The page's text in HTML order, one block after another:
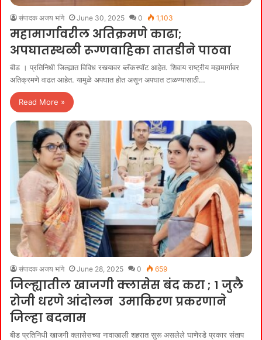
संपादक अजय भांगे June 30, 2025 0 1,103
महामार्गावरील अतिक्रमणे काढा;
अपघातस्थळी रूग्णवाहिका तातडीने पाठवा
बीड । प्रतिनिधी जिल्ह्यात विविध रस्त्यावर ब्लॅकस्पॉट आहेत. शिवाय राष्ट्रीय महामार्गावर
अतिक्रमणे वाढत आहेत. यामुळे अपघात होत असून अपघात टाळण्यासाठी…
Read More »
संपादक अजय भांगे June 28, 2025 0 659
जिल्ह्यातील खाजगी क्लासेस बंद करा ; 1 जुलै
रोजी धरणे आंदोलन उमाकिरण प्रकरणाने
जिल्हा बदनाम
बीड प्रतिनिधी खाजगी क्लासेसच्या नावाखाली शहरात सुरू असलेले घाणेरडे प्रकार संताप